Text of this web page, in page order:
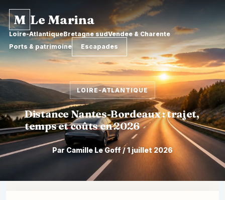
M Le Marina
Loire-AtlantiqueBretagne sudVendee & Charente
Ports & patrimoine
Escapades
LOIRE-ATLANTIQUE
Distance Nantes-Bordeaux : trajet,
temps et coûts en 2026
Par Camille Le Goff / 1 juillet 2026